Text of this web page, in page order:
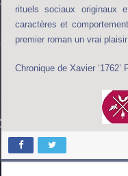
rituels sociaux originaux
caractères et
premier roman un vrai
Chronique de Xavier ‘1762’